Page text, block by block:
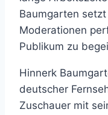
Baumgarten
Moderationen
Publikum zu
Hinnerk
deutscher
Zuschauer mit